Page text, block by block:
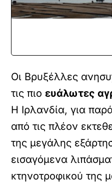
Οι Βρυξέλλες
τις πιοευάλωτες
Η Ιρλανδία, για
από τις πλέον
της μεγάλης
εισαγόμενα
κτηνοτροφικού της